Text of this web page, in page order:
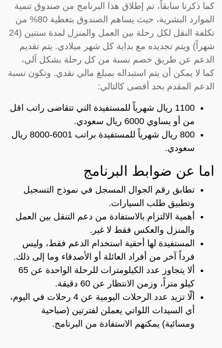
كما ذكرنا سابقاً، تم إطلاق هذا البرنامج من صندوق تنمية
الموارد البشرية، حيث يساهم الصندوق بتغطية 80% من
تكلفة النقل لكل رحلة بين العمل والمنزل لمدة سنتين (24
شهراً) ويتم تجديده مع بداية كل شهر ميلادي. يتم تقديم
الدعم عن طريق خصم نسبة من كل رحلة بشكل آلي،
كما لا يمكن أن يتم استبداله بمبلغ مالي نقدي. وتكون نسبة
الدعم المقدم بحد أقصى كالتالي:
1100 ريال شهرياً للمستفيدة التي تتقاضى راتب اقل
من أو يساوي 6000 ريال سعودي.
800 ريال شهرياً للمستفيدة براتب 6001-8000 ريال
سعودي.
اما عن ضوابط البرنامج
تطابق رقم الجوال المسجل في نموذج التسجيل
وتطبيق طلب السيارات.
أهمية الالتزام بالاستفادة من دعم التنقل بين العمل
والمنزل والعكس فقط لا غير.
المستفيدة لها أحقية استخدام الدعم فقط، وليس
فرداً آخر من أفراد العائلة أو الأصدقاء وما إلى ذلك.
ألا يتجاوز عدد الكيلومترات للرحلة الواحدة عن 65
كيلو متراً، وزمن الانتظار عن 60 دقيقة.
ألّا تزيد عدد الرحلات اليومية عن 4 رحلات في اليوم،
أي السيدات اللواتي يعملن لفترتين (صباحية
ومسائية) يمكنهم الاستفادة من البرنامج.